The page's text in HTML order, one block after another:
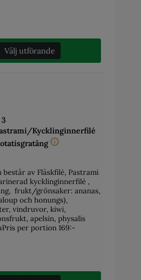
Välj utförande
Kycklinginnerfilé
består av Fläskfilé, Pastrami
kycklinginnerfilé ,
frukt/grönsaker: ananas,
och honungs),
vindruvor, kiwi,
apelsin, physalis
per portion 169:-